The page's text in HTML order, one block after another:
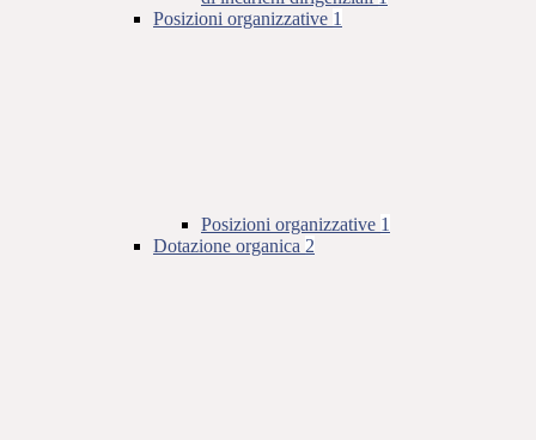
Posizioni organizzative 1
Posizioni organizzative 1
Dotazione organica 2